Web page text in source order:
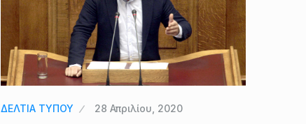
ΔΕΛΤΙΑ ΤΥΠΟΥ 28 Απριλίου, 2020